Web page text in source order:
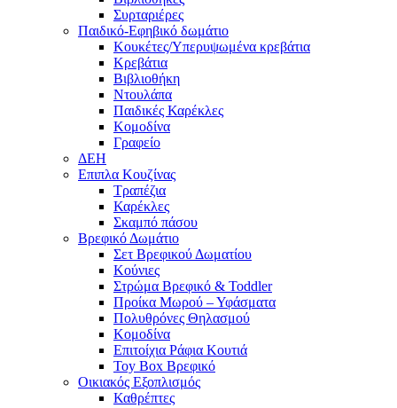
Συρταριέρες
Παιδικό-Εφηβικό δωμάτιο
Κουκέτες/Υπερυψωμένα κρεβάτια
Κρεβάτια
Βιβλιοθήκη
Ντουλάπα
Παιδικές Καρέκλες
Κομοδίνα
Γραφείο
ΔΕΗ
Επιπλα Κουζίνας
Τραπέζια
Καρέκλες
Σκαμπό πάσου
Βρεφικό Δωμάτιο
Σετ Βρεφικού Δωματίου
Κούνιες
Στρώμα Βρεφικό & Toddler
Προίκα Μωρού – Υφάσματα
Πολυθρόνες Θηλασμού
Κομοδίνα
Επιτοίχια Ράφια Κουτιά
Toy Box Βρεφικό
Οικιακός Εξοπλισμός
Καθρέπτες